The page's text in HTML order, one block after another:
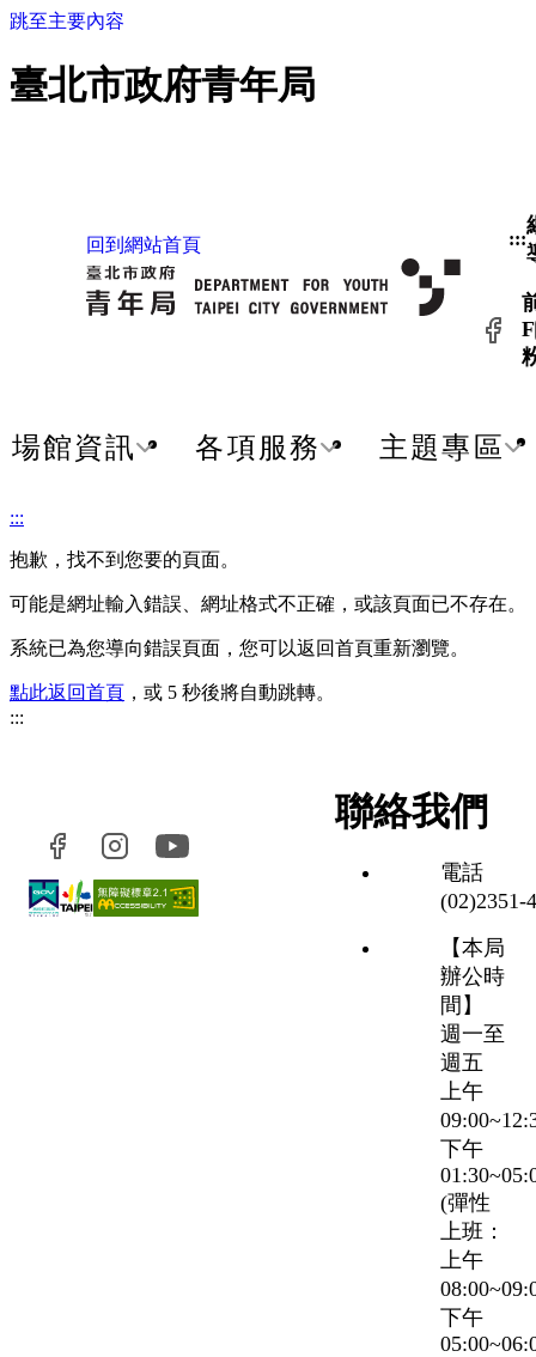
跳至主要內容
臺北市政府青年局
回到網站首頁 :::
場館資訊 各項服務 主題專區
:::
抱歉，找不到您要的頁面。
可能是網址輸入錯誤、網址格式不正確，或該頁面已不存在。
系統已為您導向錯誤頁面，您可以返回首頁重新瀏覽。
點此返回首頁 ，或 5 秒後將自動跳轉。
:::
聯絡我們
電話
【本局
辦公時
間】
週一至
週五
上午
下午
(彈性
上班：
上午
下午